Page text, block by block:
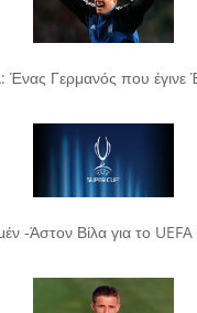
Ένας Γερμανός που έγινε
-Άστον Βίλα για το